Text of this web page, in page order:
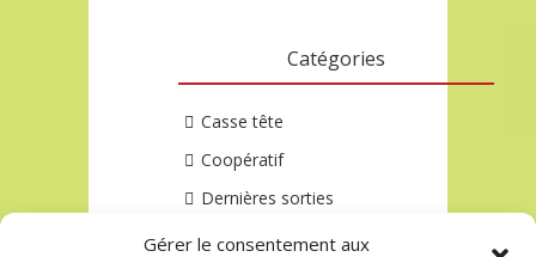
Gérer le consentement aux
Catégories
Casse tête
Coopératif
Dernières sorties
Extension